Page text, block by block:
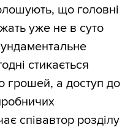
що головні
уже не в суто
стикається
грошей, а доступ до
співавтор розділу